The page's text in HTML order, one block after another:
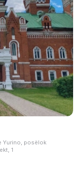
Yurino, posëlok
1